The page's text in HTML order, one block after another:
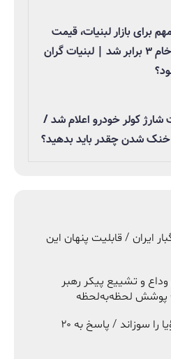
برای بازار لبنیات، قیمت
شیر خام ۳ برابر شد | لبنیات گران
شارژ کولر خودرو اعلام شد /
خنک شدن چقدر باید بدهید؟
ایران / قابلیت پنهان این
و تشییع پیکر رهبر
پوشش لحظه‌به‌لحظه
ناو وینسنس ۲۹۱ رؤیا را سوزاند / پاسخ به ۲۰